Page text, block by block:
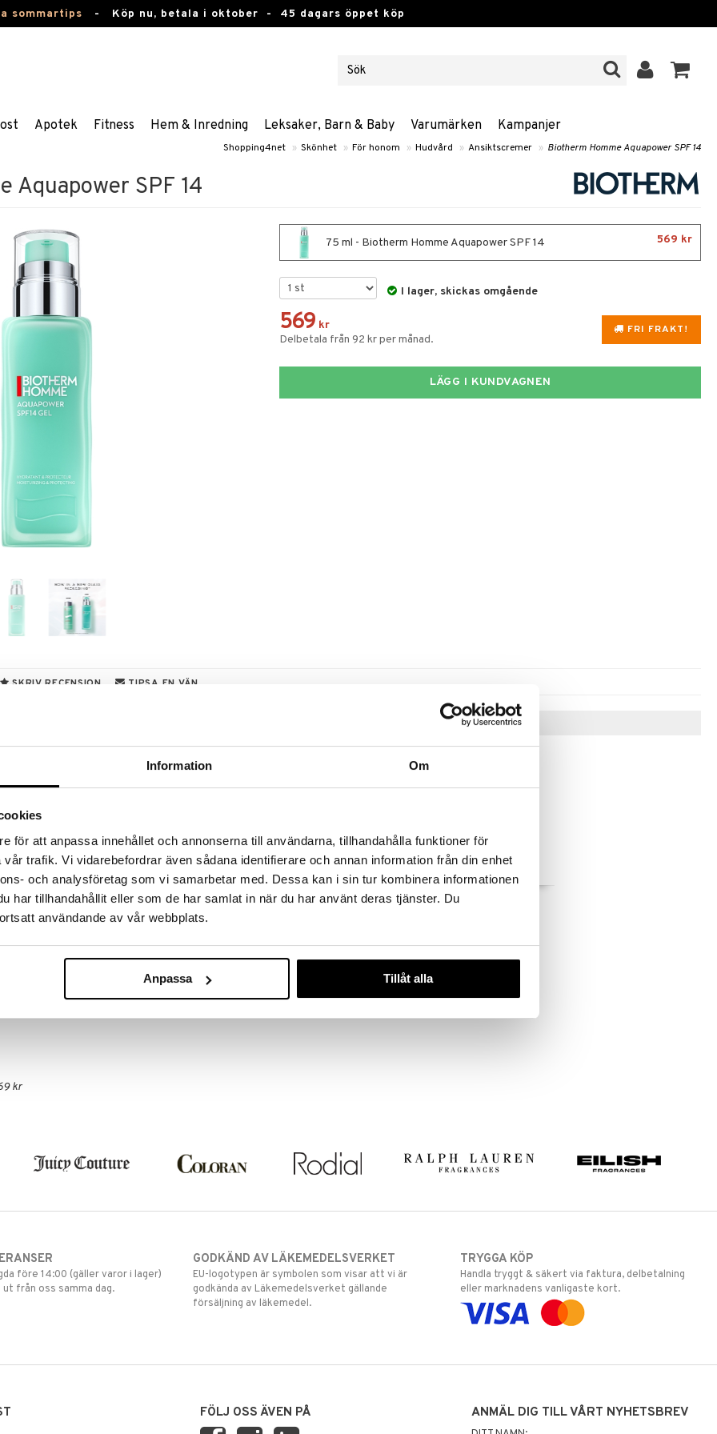
Information Om
för att anpassa innehållet och annonserna till användarna, tillhandahålla funktioner för
trafik. Vi vidarebefordrar även sådana identifierare och annan information från din enhet
och analysföretag som vi samarbetar med. Dessa kan i sin tur kombinera informationen
har tillhandahållit eller som de har samlat in när du har använt deras tjänster. Du
användande av vår webbplats.
Anpassa Tillåt alla
sommartips - Köp nu, betala i oktober - 45 dagars öppet köp
Apotek Fitness Hem & Inredning Leksaker, Barn & Baby Varumärken Kampanjer
Shopping4net » Skönhet » För honom » Hudvård » Ansiktscremer » Biotherm Homme Aquapower SPF 14
Aquapower SPF 14
75 ml - Biotherm Homme Aquapower SPF 14 569 kr
I lager, skickas omgående
FRI FRAKT!
569 kr
Delbetala från 92 kr per månad.
LÄGG I KUNDVAGNEN
SKRIV RECENSION TIPSA EN VÄN
fynden
reapriser på mängder av spännande
kan fort ta slut!
»
14 är en fuktighetskräm med solskydd och
som den skyddar mot UV-strålning och
Undvik kontakt med området runt ögonen.
kr
Tips till dig
Biotherm Homme
359
Biotherm Homme
299
före 14:00 (gäller varor i lager)
från oss samma dag.
GODKÄND AV LÄKEMEDELSVERKET
EU-logotypen är symbolen som visar att vi är
godkända av Läkemedelsverket gällande
försäljning av läkemedel.
TRYGGA KÖP
Handla tryggt & säkert via faktura, delbetalning
eller marknadens vanligaste kort.
FÖLJ OSS ÄVEN PÅ ANMÄL DIG TILL VÅRT NYHETSBREV